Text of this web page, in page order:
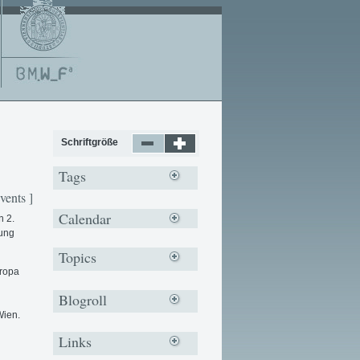
]
2.
Schriftgröße
Tags
Calendar
Topics
Blogroll
Links